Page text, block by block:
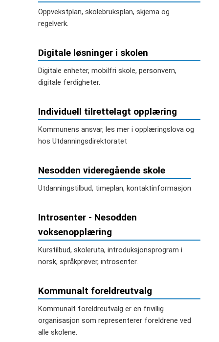
Oppvekstplan, skolebruksplan, skjema og
regelverk.
Digitale løsninger i skolen
Digitale enheter, mobilfri skole, personvern,
digitale ferdigheter.
Individuell tilrettelagt opplæring
Kommunens ansvar, les mer i opplæringslova og
hos Utdanningsdirektoratet
Nesodden videregående skole
Utdanningstilbud, timeplan, kontaktinformasjon
Introsenter - Nesodden
voksenopplæring
Kurstilbud, skoleruta, introduksjonsprogram i
norsk, språkprøver, introsenter.
Kommunalt foreldreutvalg
Kommunalt foreldreutvalg er en frivillig
organisasjon som representerer foreldrene ved
alle skolene.